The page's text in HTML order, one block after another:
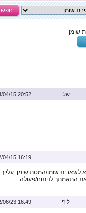
חפש
שומן
20:52 13/04/15 שלי
16:19 22/04/15
לשאבית שומן/המסת שומן. עלייך
את התאמתך לניתוח/פעולה
16:49 22/06/23 ליזי